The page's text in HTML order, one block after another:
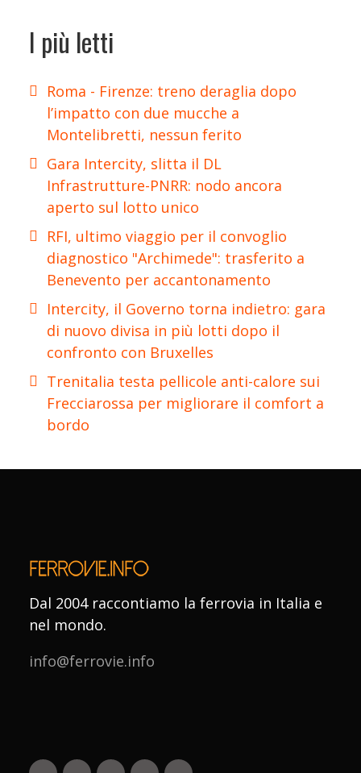
I più letti
Roma - Firenze: treno deraglia dopo
l’impatto con due mucche a
Montelibretti, nessun ferito
Gara Intercity, slitta il DL
Infrastrutture-PNRR: nodo ancora
aperto sul lotto unico
RFI, ultimo viaggio per il convoglio
diagnostico "Archimede": trasferito a
Benevento per accantonamento
Intercity, il Governo torna indietro: gara
di nuovo divisa in più lotti dopo il
confronto con Bruxelles
Trenitalia testa pellicole anti-calore sui
Frecciarossa per migliorare il comfort a
bordo
Dal 2004 raccontiamo la ferrovia in Italia e
nel mondo.
info@ferrovie.info